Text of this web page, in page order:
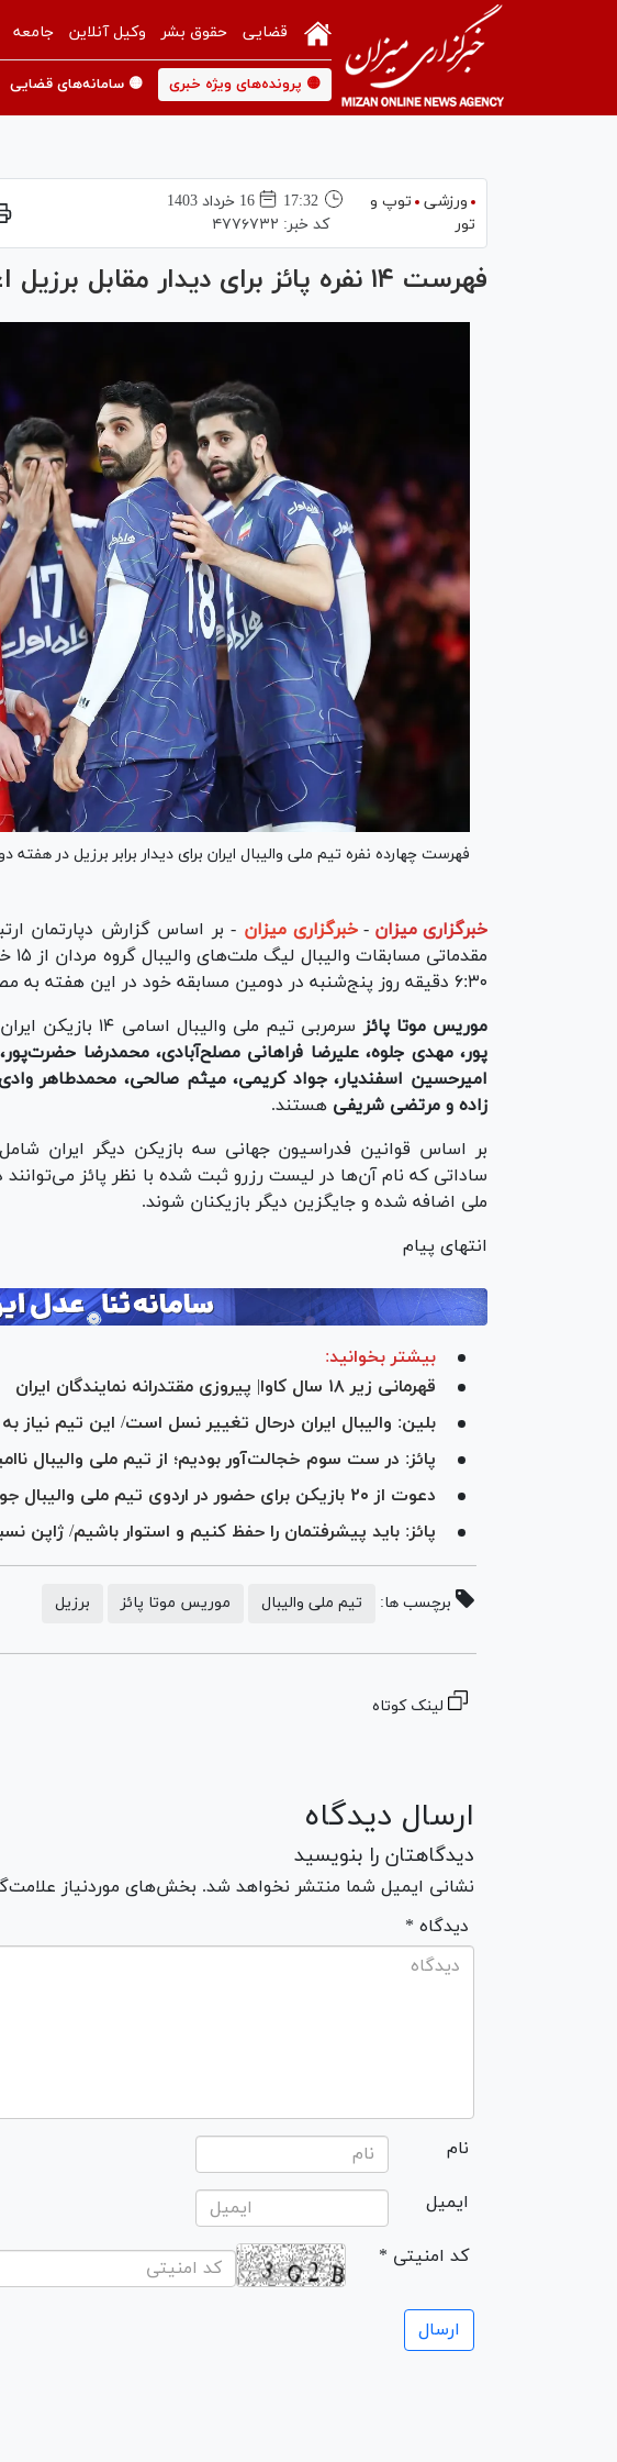
قضایی حقوق بشر وکیل آنلاین جامعه
🟡 پرونده‌های ویژه خبری 🟡 سامانه‌های قضایی
ورزشی
توپ و
تور
17:32
16 خرداد 1403
کد خبر: ۴۷۷۶۷۳۲
فهرست ۱۴ نفره پائز برای دیدار مقابل برزیل اعلام شد
فهرست چهارده نفره تیم ملی والیبال ایران برای دیدار برابر برزیل در هفته دوم لیگ
خبرگزاری میزان - خبرگزاری میزان - بر اساس گزارش دپارتمان
۶:۳۰ دقیقه روز پنج‌شنبه در دومین مسابقه خود در این هفته به مصاف برزیل می‌روند.
موریس موتا پائز سرمربی تیم ملی والیبال اسامی ١۴ بازیکن ایران در این دیدار را اعلام کرد که
پور، مهدی جلوه، علیرضا فراهانی مصلح‌آبادی، محمدرضا
امیرحسین اسفندیار، جواد کریمی، میثم صالحی، محمدطاهر
زاده و مرتضی شریفی هستند.
بر اساس قوانین فدراسیون جهانی سه بازیکن دیگر ایران
ساداتی که نام آن‌ها در لیست رزرو ثبت شده با نظر پائز
ملی اضافه شده و جایگزین دیگر بازیکنان شوند.
انتهای پیام
بیشتر بخوانید:
قهرمانی زیر ۱۸ سال کاوا| پیروزی مقتدرانه نمایندگان ایران
بلین: والیبال ایران درحال تغییر نسل است/ این تیم نیاز به
پائز: در ست سوم خجالت‌آور بودیم؛ از تیم ملی والیبال
دعوت از ۲۰ بازیکن برای حضور در اردوی تیم ملی والیبال جوانان
پائز: باید پیشرفتمان را حفظ کنیم و استوار باشیم/ ژاپن
برچسب ها: تیم ملی والیبال موریس موتا پائز برزیل
لینک کوتاه
ارسال دیدگاه
دیدگاهتان را بنویسید
نشانی ایمیل شما منتشر نخواهد شد. بخش‌های موردنیاز
* دیدگاه
نام
ایمیل
* کد امنیتی